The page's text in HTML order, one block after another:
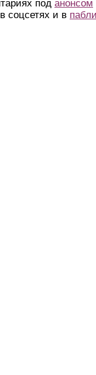
под анонсом
соцсетях и в